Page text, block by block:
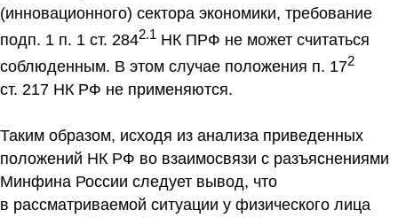
(инновационного) сектора экономики, требование
подп. 1 п. 1 ст. 2842.1 НК ПРФ не может считаться
соблюденным. В этом случае положения п. 172
ст. 217 НК РФ не применяются.
Таким образом, исходя из анализа приведенных
положений НК РФ во взаимосвязи с разъяснениями
Минфина России следует вывод, что
в рассматриваемой ситуации у физического лица